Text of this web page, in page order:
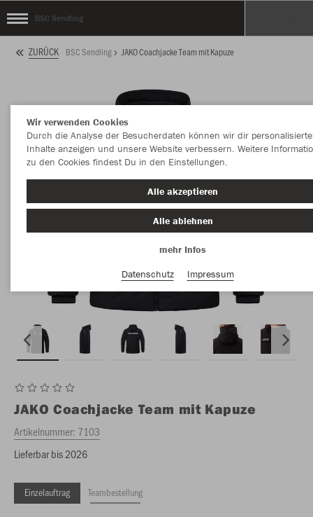
BSC Sendling
ZURÜCK BSC Sendling JAKO Coachjacke Team mit Kapuze
JAKO Coachjacke Team mit Kapuze
Artikelnummer: 7103
Lieferbar bis 2026
Einzelauftrag Teambestellung
Wir verwenden Cookies
Durch die Analyse der Besucherdaten können wir dir personalisierte
Inhalte anzeigen und unsere Website verbessern. Weitere
zu den Cookies findest Du in den Einstellungen.
Alle akzeptieren
Alle ablehnen
mehr Infos
Datenschutz
Impressum